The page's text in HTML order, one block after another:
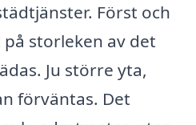
Först och
storleken av det
Ju större yta,
förväntas. Det